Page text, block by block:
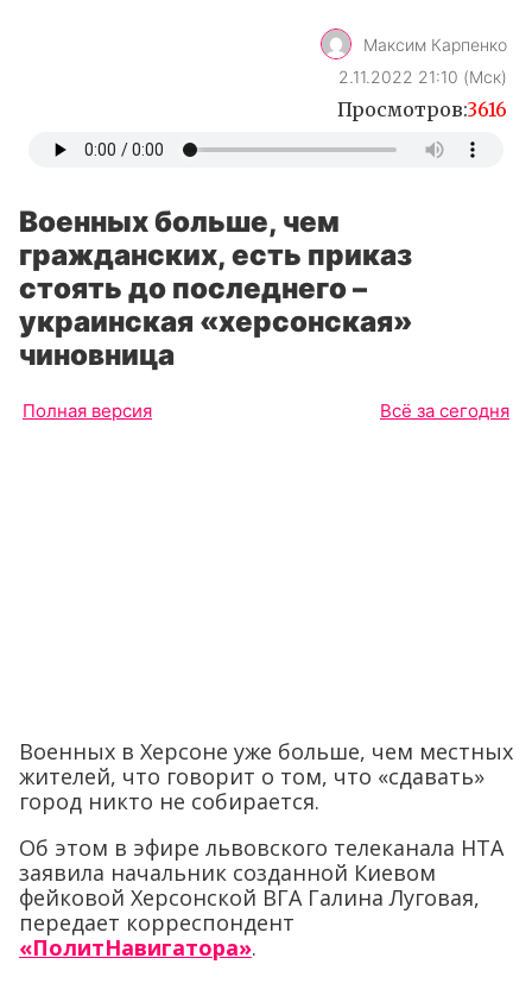
Максим Карпенко
2.11.2022 21:10 (Мск)
Просмотров:3616
Военных больше, чем
гражданских, есть приказ
стоять до последнего –
украинская «херсонская»
чиновница
Полная версия Всё за сегодня
Военных в Херсоне уже больше, чем местных
жителей, что говорит о том, что «сдавать»
город никто не собирается.
Об этом в эфире львовского телеканала НТА
заявила начальник созданной Киевом
фейковой Херсонской ВГА Галина Луговая,
передает корреспондент
«ПолитНавигатора».